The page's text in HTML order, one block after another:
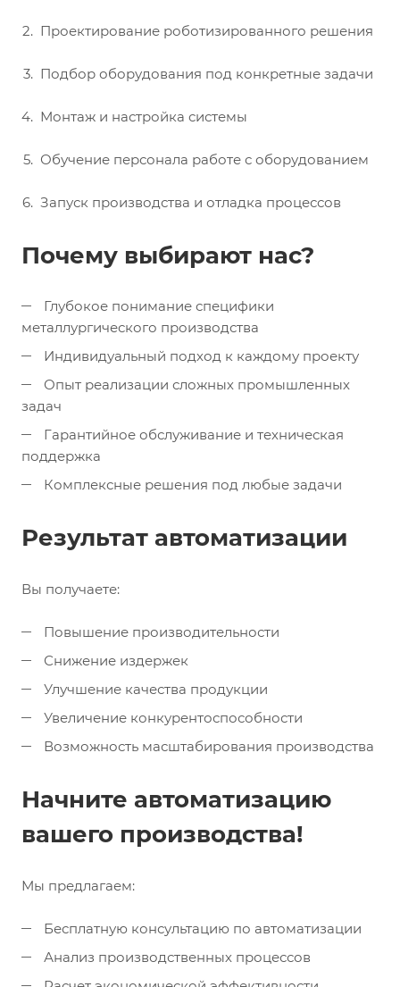
Проектирование роботизированного решения
Подбор оборудования под конкретные задачи
Монтаж и настройка системы
Обучение персонала работе с оборудованием
Запуск производства и отладка процессов
Почему выбирают нас?
Глубокое понимание специфики
металлургического производства
Индивидуальный подход к каждому проекту
Опыт реализации сложных промышленных
задач
Гарантийное обслуживание и техническая
поддержка
Комплексные решения под любые задачи
Результат автоматизации
Вы получаете:
Повышение производительности
Снижение издержек
Улучшение качества продукции
Увеличение конкурентоспособности
Возможность масштабирования производства
Начните автоматизацию
вашего производства!
Мы предлагаем:
Бесплатную консультацию по автоматизации
Анализ производственных процессов